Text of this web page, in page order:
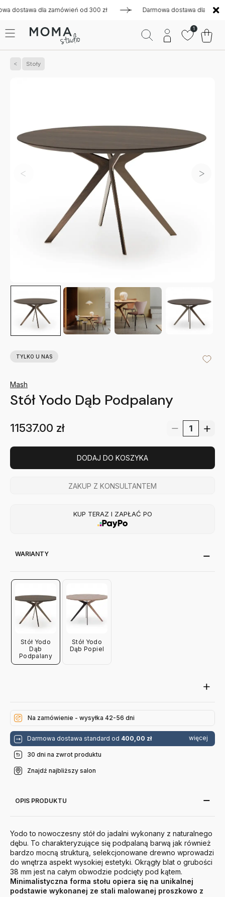
dla zamówień od 300 zł Darmowa dostawa dla
1
Stoły
TYLKO U NAS
Mash
Stół Yodo Dąb Podpalany
11537.00 zł
DODAJ DO KOSZYKA
ZAKUP Z KONSULTANTEM
KUP TERAZ I ZAPŁAĆ PO
WARIANTY
Stół Yodo
Dąb
Podpalany
Stół Yodo
Dąb Popiel
Na zamówienie - wysyłka 42-56 dni
Darmowa dostawa standard od 400,00 zł więcej
30 dni na zwrot produktu
Znajdź najbliższy salon
OPIS PRODUKTU
Yodo to nowoczesny stół do jadalni wykonany z naturalnego
dębu. To charakteryzujące się podpalaną barwą jak również
bardzo mocną strukturą, selekcjonowane drewno wprowadzi
do wnętrza aspekt wysokiej estetyki. Okrągły blat o grubości
38 mm jest na całym obwodzie podcięty pod kątem.
Minimalistyczna forma stołu opiera się na unikalnej
podstawie wykonanej ze stali malowanej proszkowo z